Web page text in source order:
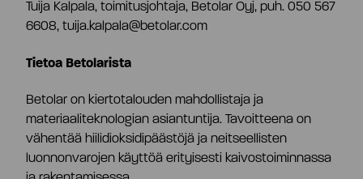
Tuija Kalpala, toimitusjohtaja, Betolar Oyj, puh. 050 567
6608, tuija.kalpala@betolar.com
Tietoa Betolarista
Betolar on kiertotalouden mahdollistaja ja
materiaaliteknologian asiantuntija. Tavoitteena on
vähentää hiilidioksidipäästöjä ja neitseellisten
luonnonvarojen käyttöä erityisesti kaivostoiminnassa